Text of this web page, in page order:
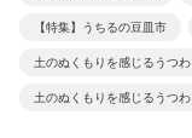
【特集】うちるの豆皿市
土のぬくもりを感じるうつわ
土のぬくもりを感じるうつわ